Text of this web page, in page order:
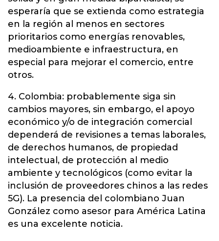
esperaría que se extienda como estrategia
en la región al menos en sectores
prioritarios como energías renovables,
medioambiente e infraestructura, en
especial para mejorar el comercio, entre
otros.
4. Colombia: probablemente siga sin
cambios mayores, sin embargo, el apoyo
económico y/o de integración comercial
dependerá de revisiones a temas laborales,
de derechos humanos, de propiedad
intelectual, de protección al medio
ambiente y tecnológicos (como evitar la
inclusión de proveedores chinos a las redes
5G). La presencia del colombiano Juan
González como asesor para América Latina
es una excelente noticia.